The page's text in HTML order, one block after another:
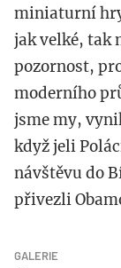
miniaturní
jak velké, tak
pozornost,
moderního
jsme my,
když jeli
návštěvu do
přivezli
GALERIE